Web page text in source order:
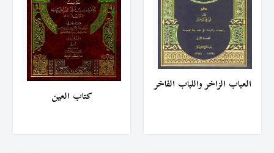
العباب الزاخر واللباب الفاخر
كتاب العين